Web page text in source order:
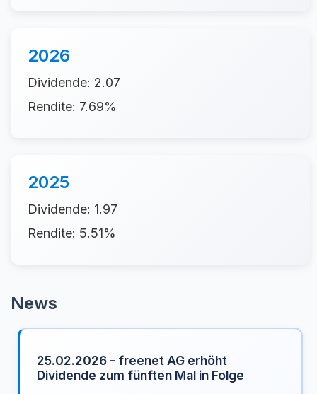
2026
Dividende: 2.07
Rendite: 7.69%
2025
Dividende: 1.97
Rendite: 5.51%
News
25.02.2026 - freenet AG erhöht
Dividende zum fünften Mal in Folge